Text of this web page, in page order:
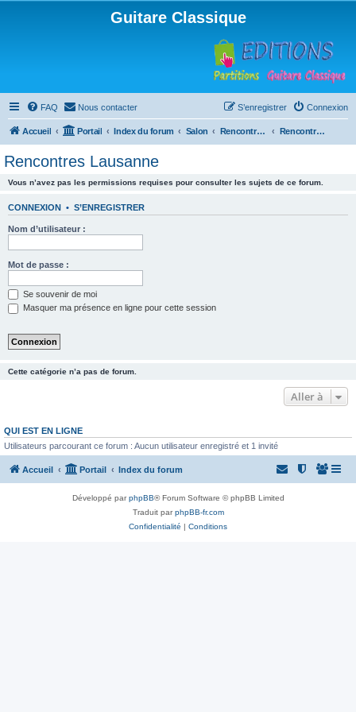
Guitare Classique
FAQ Nous contacter Connexion
S’enregistrer
Accueil Portail Index du forum Salon Rencontres musicales Rencontres Lausanne
Rencontres Lausanne
Vous n’avez pas les permissions requises pour consulter les sujets de ce forum.
CONNEXION • S’ENREGISTRER
Nom d’utilisateur :
Mot de passe :
Se souvenir de moi
Masquer ma présence en ligne pour cette session
Cette catégorie n’a pas de forum.
Aller à
QUI EST EN LIGNE
Utilisateurs parcourant ce forum : Aucun utilisateur enregistré et 1 invité
Accueil Portail Index du forum
Développé parphpBB® Forum Software © phpBB Limited
Traduit parphpBB-fr.com
Confidentialité | Conditions